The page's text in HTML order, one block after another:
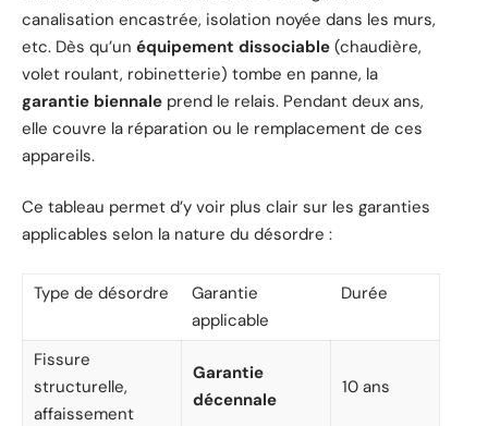
canalisation encastrée, isolation noyée dans les murs,
etc. Dès qu’un équipement dissociable (chaudière,
volet roulant, robinetterie) tombe en panne, la
garantie biennale prend le relais. Pendant deux ans,
elle couvre la réparation ou le remplacement de ces
appareils.
Ce tableau permet d’y voir plus clair sur les garanties
applicables selon la nature du désordre :
Type de désordre
Garantie
applicable
Durée
Fissure
structurelle,
affaissement
Garantie
décennale
10 ans